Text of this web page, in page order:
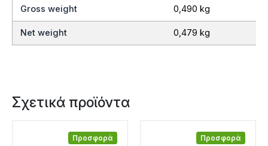
Gross weight 0,490 kg
Net weight 0,479 kg
Σχετικά προϊόντα
Προσφορά Προσφορά